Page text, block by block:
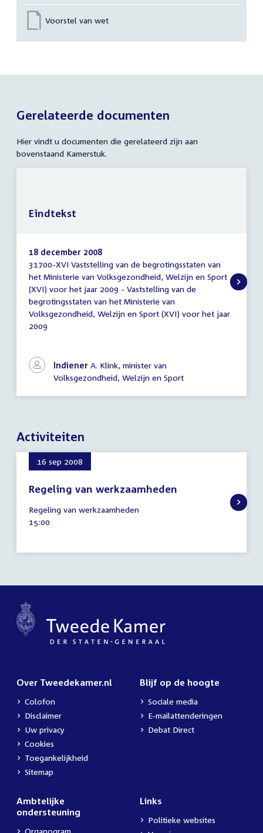
Voorstel van wet
Gerelateerde documenten
Hier vindt u documenten die gerelateerd zijn aan
bovenstaand Kamerstuk.
Eindtekst
18 december 2008
31700-XVI Vaststelling van de begrotingsstaten van
het Ministerie van Volksgezondheid, Welzijn en Sport
(XVI) voor het jaar 2009 - Vaststelling van de
begrotingsstaten van het Ministerie van
Volksgezondheid, Welzijn en Sport (XVI) voor het jaar
2009
Indiener A. Klink, minister van
Volksgezondheid, Welzijn en Sport
Eindtekst
Activiteiten
16 sep 2008
Regeling van werkzaamheden
september
2008
Regeling van werkzaamheden
Tijd
15:00
Over Tweedekamer.nl
Colofon
Disclaimer
Uw privacy
Cookies
Toegankelijkheid
Sitemap
Blijf op de hoogte
Sociale media
E-mailattenderingen
Debat Direct
Ambtelijke
ondersteuning
Organogram
Links
Politieke websites